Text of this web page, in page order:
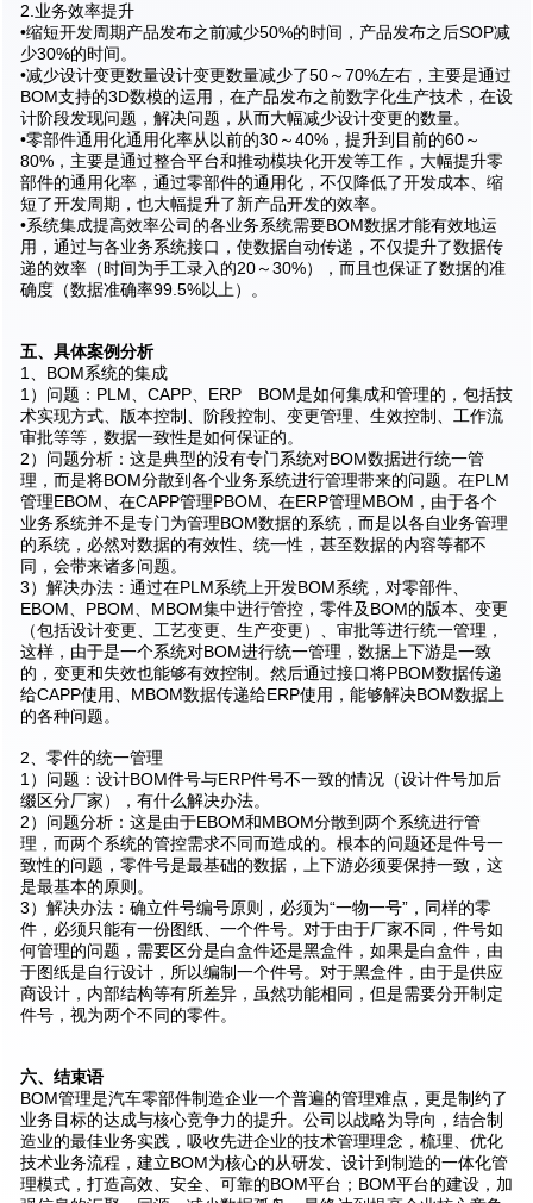
2.业务效率提升
•缩短开发周期产品发布之前减少50%的时间，产品发布之后SOP减
少30%的时间。
•减少设计变更数量设计变更数量减少了50～70%左右，主要是通过
BOM支持的3D数模的运用，在产品发布之前数字化生产技术，在设
计阶段发现问题，解决问题，从而大幅减少设计变更的数量。
•零部件通用化通用化率从以前的30～40%，提升到目前的60～
80%，主要是通过整合平台和推动模块化开发等工作，大幅提升零
部件的通用化率，通过零部件的通用化，不仅降低了开发成本、缩
短了开发周期，也大幅提升了新产品开发的效率。
•系统集成提高效率公司的各业务系统需要BOM数据才能有效地运
用，通过与各业务系统接口，使数据自动传递，不仅提升了数据传
递的效率（时间为手工录入的20～30%），而且也保证了数据的准
确度（数据准确率99.5%以上）。
五、具体案例分析
1、BOM系统的集成
1）问题：PLM、CAPP、ERP BOM是如何集成和管理的，包括技
术实现方式、版本控制、阶段控制、变更管理、生效控制、工作流
审批等等，数据一致性是如何保证的。
2）问题分析：这是典型的没有专门系统对BOM数据进行统一管
理，而是将BOM分散到各个业务系统进行管理带来的问题。在PLM
管理EBOM、在CAPP管理PBOM、在ERP管理MBOM，由于各个
业务系统并不是专门为管理BOM数据的系统，而是以各自业务管理
的系统，必然对数据的有效性、统一性，甚至数据的内容等都不
同，会带来诸多问题。
3）解决办法：通过在PLM系统上开发BOM系统，对零部件、
EBOM、PBOM、MBOM集中进行管控，零件及BOM的版本、变更
（包括设计变更、工艺变更、生产变更）、审批等进行统一管理，
这样，由于是一个系统对BOM进行统一管理，数据上下游是一致
的，变更和失效也能够有效控制。然后通过接口将PBOM数据传递
给CAPP使用、MBOM数据传递给ERP使用，能够解决BOM数据上
的各种问题。
2、零件的统一管理
1）问题：设计BOM件号与ERP件号不一致的情况（设计件号加后
缀区分厂家），有什么解决办法。
2）问题分析：这是由于EBOM和MBOM分散到两个系统进行管
理，而两个系统的管控需求不同而造成的。根本的问题还是件号一
致性的问题，零件号是最基础的数据，上下游必须要保持一致，这
是最基本的原则。
3）解决办法：确立件号编号原则，必须为“一物一号”，同样的零
件，必须只能有一份图纸、一个件号。对于由于厂家不同，件号如
何管理的问题，需要区分是白盒件还是黑盒件，如果是白盒件，由
于图纸是自行设计，所以编制一个件号。对于黑盒件，由于是供应
商设计，内部结构等有所差异，虽然功能相同，但是需要分开制定
件号，视为两个不同的零件。
六、结束语
BOM管理是汽车零部件制造企业一个普遍的管理难点，更是制约了
业务目标的达成与核心竞争力的提升。公司以战略为导向，结合制
造业的最佳业务实践，吸收先进企业的技术管理理念，梳理、优化
技术业务流程，建立BOM为核心的从研发、设计到制造的一体化管
理模式，打造高效、安全、可靠的BOM平台；BOM平台的建设，加